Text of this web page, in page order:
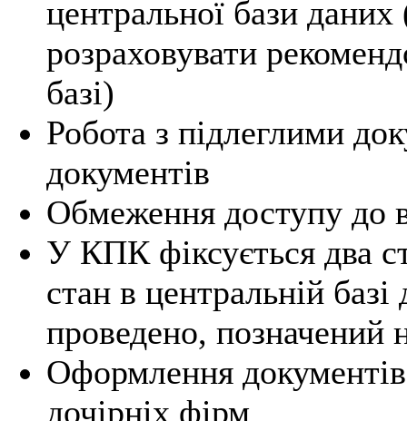
центральної бази
розраховувати
базі)
Робота з підлеглими
документів
Обмеження доступу до
У КПК фіксується два
стан в центральній
проведено, позначений
Оформлення документів
дочірніх фірм